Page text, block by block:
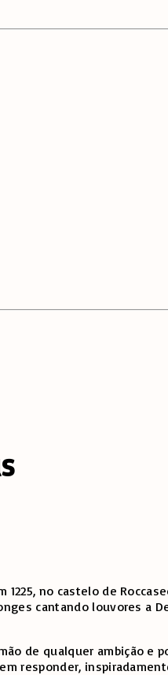
no castelo de
cantando louvores a
de qualquer ambição e
responder,